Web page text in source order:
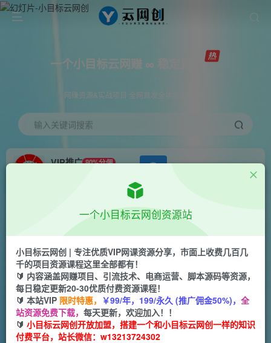
一个小目标云网赚 ∞ 稳定更新
网赚资源&实战项目 全网首发全年365天更新
输入关键词搜索
VIP推广 80%分佣
会员免费 正文
小红书幼师项目最新玩法，一个长期可以做的项
目，小白稳定每天两三张
一个小目标云网创
2年前发布
关注 私信
40 0
付费资源
一个小目标云网创资源站
小目标云网创 | 专注优质VIP网课资源分享，市面上收费几百几
千的项目资源课程这里全部都有！
🔰 内容涵盖网赚项目、引流技术、电商运营、脚本源码等资源，
每日稳定更新20-30优质付费资源课程！
🔰 本站VIP 限时特惠， ￥99/年，199/永久 (推广佣金50%)， 全
站资源免费下载， 每天更新，欢迎加入！！
🔰 小目标云网创开放加盟，搭建一个和小目标云网创一样的知识
付费平台，站长微信：w13213724302